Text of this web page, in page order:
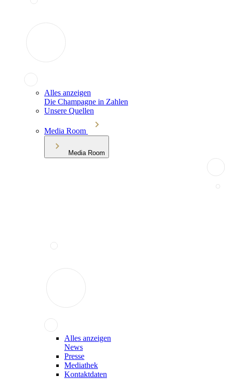
Alles anzeigen
Die Champagne in Zahlen
Unsere Quellen
Media Room
Media Room
Alles anzeigen
News
Presse
Mediathek
Kontaktdaten